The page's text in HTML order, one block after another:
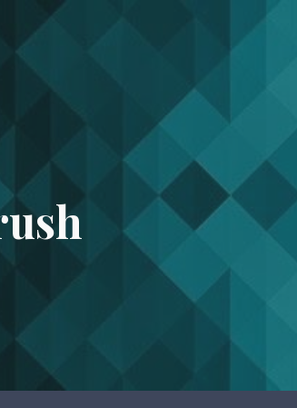
to navigation